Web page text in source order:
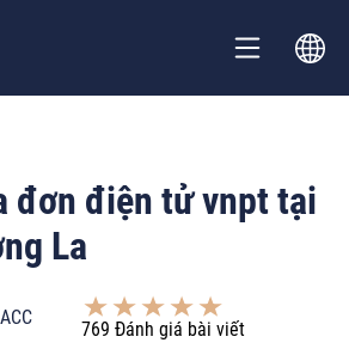
đơn điện tử vnpt tại
La
769 Đánh giá bài viết